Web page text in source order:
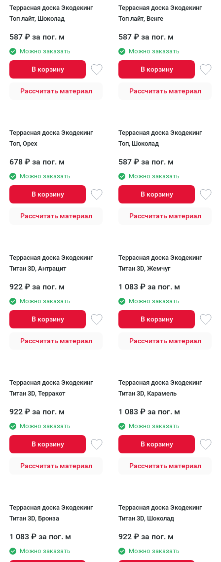
Террасная доска Экодекинг
Топ лайт, Шоколад
587 ₽ за пог. м
Можно заказать
В корзину
Рассчитать материал
Террасная доска Экодекинг
Топ лайт, Венге
587 ₽ за пог. м
Можно заказать
В корзину
Рассчитать материал
Террасная доска Экодекинг
Топ, Орех
678 ₽ за пог. м
Можно заказать
В корзину
Рассчитать материал
Террасная доска Экодекинг
Топ, Шоколад
587 ₽ за пог. м
Можно заказать
В корзину
Рассчитать материал
Террасная доска Экодекинг
Титан 3D, Антрацит
922 ₽ за пог. м
Можно заказать
В корзину
Рассчитать материал
Террасная доска Экодекинг
Титан 3D, Жемчуг
1 083 ₽ за пог. м
Можно заказать
В корзину
Рассчитать материал
Террасная доска Экодекинг
Титан 3D, Терракот
922 ₽ за пог. м
Можно заказать
В корзину
Рассчитать материал
Террасная доска Экодекинг
Титан 3D, Карамель
1 083 ₽ за пог. м
Можно заказать
В корзину
Рассчитать материал
Террасная доска Экодекинг
Титан 3D, Бронза
1 083 ₽ за пог. м
Можно заказать
Террасная доска Экодекинг
Титан 3D, Шоколад
922 ₽ за пог. м
Можно заказать